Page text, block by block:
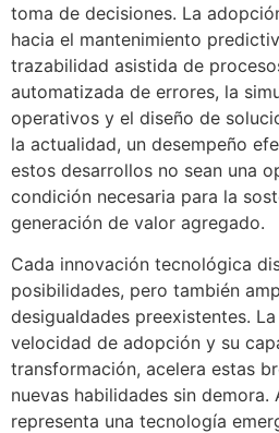
toma de decisiones. La
hacia el mantenimiento
trazabilidad asistida de
automatizada de errores, la
operativos y el diseño de
la actualidad, un desempeño
estos desarrollos no sean una
condición necesaria para la
generación de valor agregado.
Cada innovación tecnológica
posibilidades, pero también
desigualdades preexistentes.
velocidad de adopción y su
transformación, acelera estas
nuevas habilidades sin demora.
representa una tecnología